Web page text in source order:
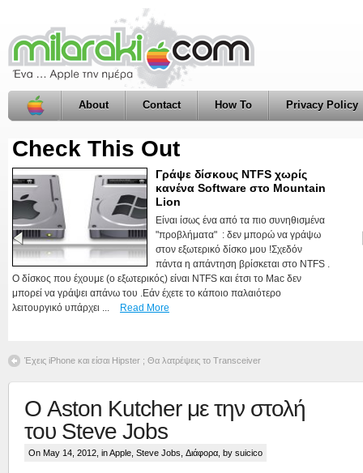
About Contact How To Privacy Policy
Check This Out
Γράψε δίσκους NTFS χωρίς
κανένα Software στο Mountain
Lion
Είναι ίσως ένα από τα πιο συνηθισμένα
"προβλήματα" : δεν μπορώ να γράψω
στον εξωτερικό δίσκο μου !Σχεδόν
πάντα η απάντηση βρίσκεται στο NTFS .
Ο δίσκος που έχουμε (ο εξωτερικός) είναι NTFS και έτσι το Mac δεν
μπορεί να γράψει απάνω του .Εάν έχετε το κάποιο παλαιότερο
λειτουργικό υπάρχει ...
Read More
Installer Δωρεάν Ελληνικού
Ορθογράφου για το Office 2011
Πριν από λίγο καιρό είχαμε αναφερθεί
στην λύση που βρήκαν τα παιδιά από
το Ma(c)γειρέματα για να έχουμε
δωρεάν ορθογραφικό έλεγχο στο Office
2011.Σήμερα αποφάσισα να φτιάξω
έναν installer ώστε να είναι πιο εύκολη η διαδικασία
εγκατάστασης.Μπορείτε να κατεβάσετε τον installer από εδώ φυσικά
δωρεάν.Μέτα την εγκατάσταση το μόνο ...
Έχεις iPhone και είσαι Hipster ; Θα λατρέψεις το Transceiver
Ο Aston Kutcher με την στολή
του Steve Jobs
On May 14, 2012, inApple Steve Jobs Διάφορα , by suicico